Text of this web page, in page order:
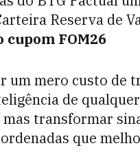
Reserva de
cupom FOM26
um mero custo de
de qualquer
transformar
que